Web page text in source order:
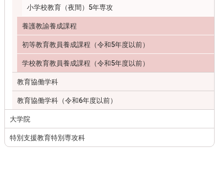
小学校教育（夜間）5年専攻
養護教諭養成課程
初等教育教員養成課程（令和5年度以前）
学校教育教員養成課程（令和5年度以前）
教育協働学科
教育協働学科（令和6年度以前）
大学院
特別支援教育特別専攻科